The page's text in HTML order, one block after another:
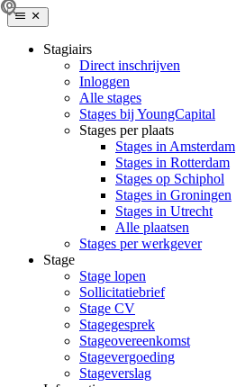
Stagiairs
Direct inschrijven
Inloggen
Alle stages
Stages bij YoungCapital
Stages per plaats
Stages in Amsterdam
Stages in Rotterdam
Stages op Schiphol
Stages in Groningen
Stages in Utrecht
Alle plaatsen
Stages per werkgever
Stage
Stage lopen
Sollicitatiebrief
Stage CV
Stagegesprek
Stageovereenkomst
Stagevergoeding
Stageverslag